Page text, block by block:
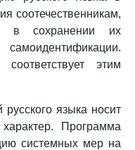
соотечественникам,
в сохранении их
этим
языка носит
характер. Программа
системных мер на